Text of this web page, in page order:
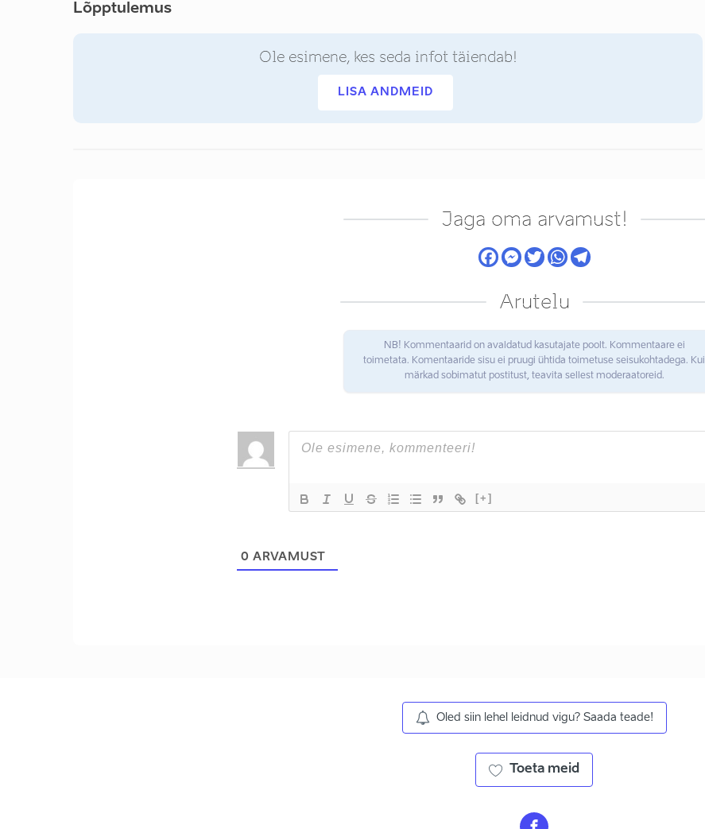
Lõpptulemus
Ole esimene, kes seda infot täiendab!
LISA ANDMEID
Jaga oma arvamust!
Arutelu
NB! Kommentaarid on avaldatud kasutajate poolt. Kommentaare ei
toimetata. Komentaaride sisu ei pruugi ühtida toimetuse seisukohtadega. Kui
märkad sobimatut postitust, teavita sellest moderaatoreid.
[+]
0 ARVAMUST
Oled siin lehel leidnud vigu? Saada teade!
Toeta meid